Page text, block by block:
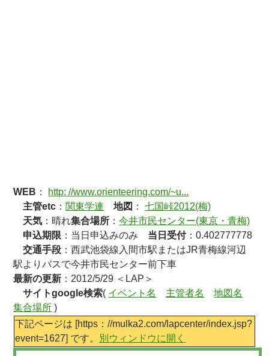
WEB ： http: //www.orienteering.com/~u...
主管etc ： 関東学連 地図 ：七国峠2012(梅)
天気 ：晴れ集合場所 ：今井市民センター(東京・青梅)
申込期限 ：当日申込みのみ 当日受付：0.402777778
交通手段 ：西武池袋線入間市駅またはJR青梅線河辺
駅よりバスで今井市民センター前下車
最新の更新 ：2012/5/29 ＜LAP＞
サイトgoogle検索( イベント名 主管者名
地図名
集合場所 )
下記ページは [https：//mulka2.com/lapcenter/index.jsp?
event=1627] です。 別ウィンドウに開く